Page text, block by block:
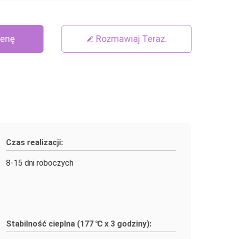
Rozmawiaj Teraz.
Czas realizacji:
8-15 dni roboczych
Stabilność cieplna (177 ℃ x 3 godziny):